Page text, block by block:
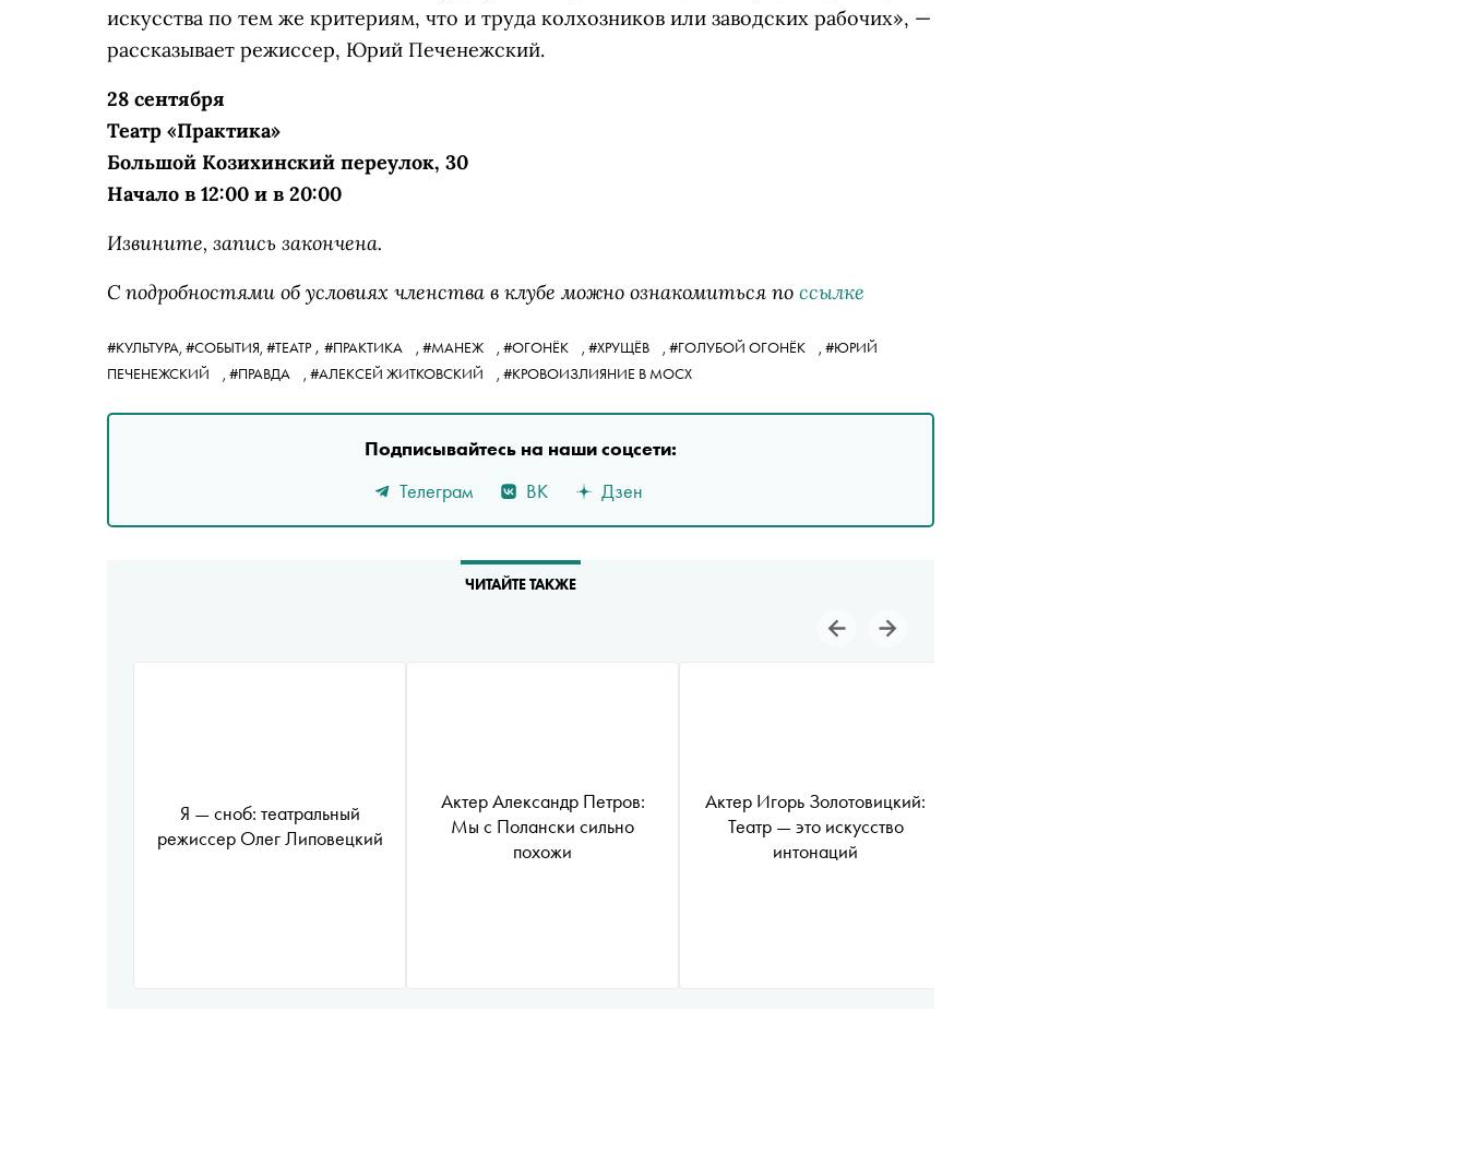
искусства по тем же критериям, что и труда колхозников или заводских рабочих», —
рассказывает режиссер, Юрий Печенежский.
28 сентября
Театр «Практика»
Большой Козихинский переулок, 30
Начало в 12:00 и в 20:00
Извините, запись закончена.
С подробностями об условиях членства в клубе можно ознакомиться по ссылке
#КУЛЬТУРА, #СОБЫТИЯ, #ТЕАТР , #ПРАКТИКА , #МАНЕЖ , #ОГОНЁК , #ХРУЩЁВ , #ГОЛУБОЙ ОГОНЁК , #ЮРИЙ
ПЕЧЕНЕЖСКИЙ
, #ПРАВДА , #АЛЕКСЕЙ ЖИТКОВСКИЙ , #КРОВОИЗЛИЯНИЕ В МОСХ
Подписывайтесь на наши соцсети:
Телеграм
ВК Дзен
ЧИТАЙТЕ ТАКЖЕ
Я — сноб: театральный
режиссер Олег Липовецкий
Актер Александр Петров:
Мы с Полански сильно
похожи
Актер Игорь Золотовицкий:
Театр — это искусство
интонаций